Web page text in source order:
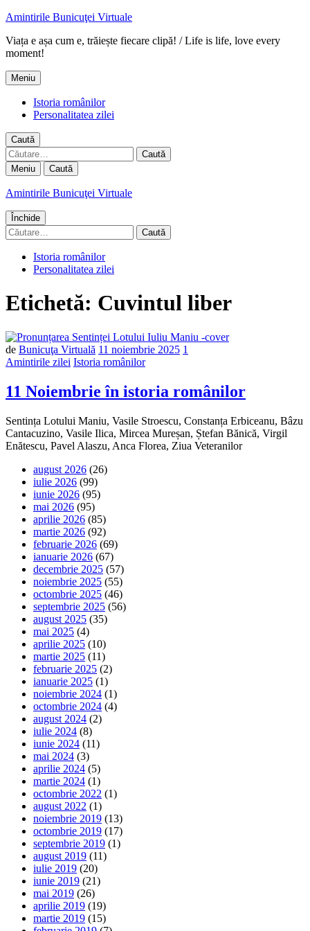
Amintirile Bunicuţei Virtuale
Viața e așa cum e, trăiește fiecare clipă! / Life is life, love every
moment!
Meniu
Istoria românilor
Personalitatea zilei
Caută
Caută
după:
Meniu Caută
Amintirile Bunicuţei Virtuale
Închide
Caută
după:
Istoria românilor
Personalitatea zilei
Etichetă: Cuvintul liber
de Bunicuţa Virtuală 11 noiembrie 2025 1
Amintirile zilei Istoria românilor
11 Noiembrie în istoria românilor
Sentința Lotului Maniu, Vasile Stroescu, Constanța Erbiceanu, Bâzu
Cantacuzino, Vasile Ilica, Mircea Mureșan, Ștefan Bănică, Virgil
Enătescu, Pavel Alaszu, Anca Florea, Ziua Veteranilor
august 2026 (26)
iulie 2026 (99)
iunie 2026 (95)
mai 2026 (95)
aprilie 2026 (85)
martie 2026 (92)
februarie 2026 (69)
ianuarie 2026 (67)
decembrie 2025 (57)
noiembrie 2025 (55)
octombrie 2025 (46)
septembrie 2025 (56)
august 2025 (35)
mai 2025 (4)
aprilie 2025 (10)
martie 2025 (11)
februarie 2025 (2)
ianuarie 2025 (1)
noiembrie 2024 (1)
octombrie 2024 (4)
august 2024 (2)
iulie 2024 (8)
iunie 2024 (11)
mai 2024 (3)
aprilie 2024 (5)
martie 2024 (1)
octombrie 2022 (1)
august 2022 (1)
noiembrie 2019 (13)
octombrie 2019 (17)
septembrie 2019 (1)
august 2019 (11)
iulie 2019 (20)
iunie 2019 (21)
mai 2019 (26)
aprilie 2019 (19)
martie 2019 (15)